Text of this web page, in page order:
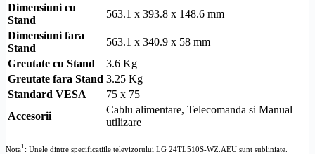
Dimensiuni cu
Stand
563.1 x 393.8 x 148.6 mm
Dimensiuni fara
Stand
563.1 x 340.9 x 58 mm
Greutate cu Stand
3.6 Kg
Greutate fara Stand 3.25 Kg
Standard VESA
75 x 75
Accesorii
Cablu alimentare, Telecomanda si Manual
utilizare
Nota1 : Unele dintre specificatiile televizorului LG 24TL510S-WZ.AEU sunt subliniate.